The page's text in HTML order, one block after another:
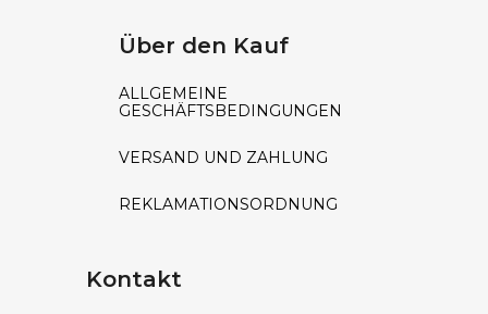
Über den Kauf
ALLGEMEINE
GESCHÄFTSBEDINGUNGEN
VERSAND UND ZAHLUNG
REKLAMATIONSORDNUNG
Kontakt